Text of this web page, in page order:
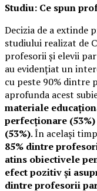
Studiu: Ce spun
Decizia de a extinde
studiului realizat de
profesorii și elevii
au evidențiat un
cu peste 90% dintre
aprofunda acest
materiale
perfecționare
(53%). În același
85% dintre
atins obiectivele
efect pozitiv și
dintre profesorii